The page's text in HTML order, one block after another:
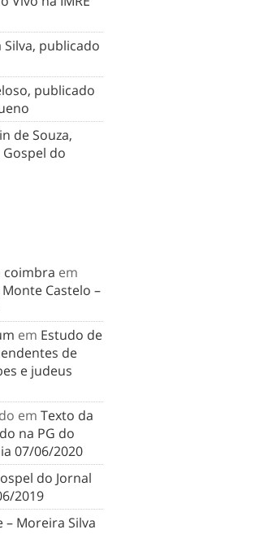
publicado
publicado
de Souza,
do
coimbra em
Castelo –
em Estudo de
de
e judeus
em Texto da
na PG do
07/06/2020
do Jornal
2019
– Moreira Silva